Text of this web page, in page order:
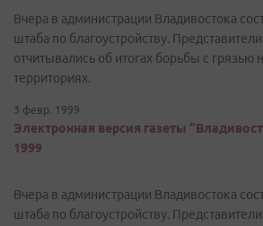
Вчера в администрации Владивостока
штаба по благоустройству.
отчитывались об итогах борьбы с грязью
территориях.
3 февр. 1999
Электронная версия газеты
1999
Вчера в администрации Владивостока
штаба по благоустройству.